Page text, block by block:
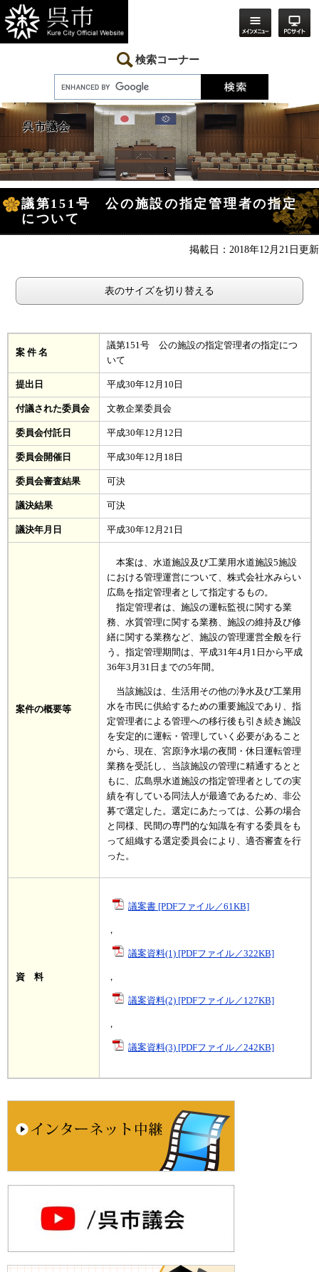
ー
ジ
の
ニ
ュ
ー
て
検索コーナー
呉市議会
文
議第151号 公の施設の指定管理者の指定
について
掲載日：2018年12月21日更新
表のサイズを切り替える
案 件 名
議第151号 公の施設の指定管理者の指定につ
いて
提出日 平成30年12月10日
付議された委員会 文教企業委員会
委員会付託日 平成30年12月12日
委員会開催日 平成30年12月18日
委員会審査結果 可決
議決結果 可決
議決年月日 平成30年12月21日
案件の概要等
本案は、水道施設及び工業用水道施設5施設
における管理運営について、株式会社水みらい
広島を指定管理者として指定するもの。
指定管理者は、施設の運転監視に関する業
務、水質管理に関する業務、施設の維持及び修
繕に関する業務など、施設の管理運営全般を行
う。指定管理期間は、平成31年4月1日から平成
36年3月31日までの5年間。
当該施設は、生活用その他の浄水及び工業用
水を市民に供給するための重要施設であり、指
定管理者による管理への移行後も引き続き施設
を安定的に運転・管理していく必要があること
から、現在、宮原浄水場の夜間・休日運転管理
業務を受託し、当該施設の管理に精通するとと
もに、広島県水道施設の指定管理者としての実
績を有している同法人が最適であるため、非公
募で選定した。選定にあたっては、公募の場合
と同様、民間の専門的な知識を有する委員をも
って組織する選定委員会により、適否審査を行
った。
資 料
議案書 [PDFファイル／61KB]
，
議案資料(1) [PDFファイル／322KB]
，
議案資料(2) [PDFファイル／127KB]
，
議案資料(3) [PDFファイル／242KB]